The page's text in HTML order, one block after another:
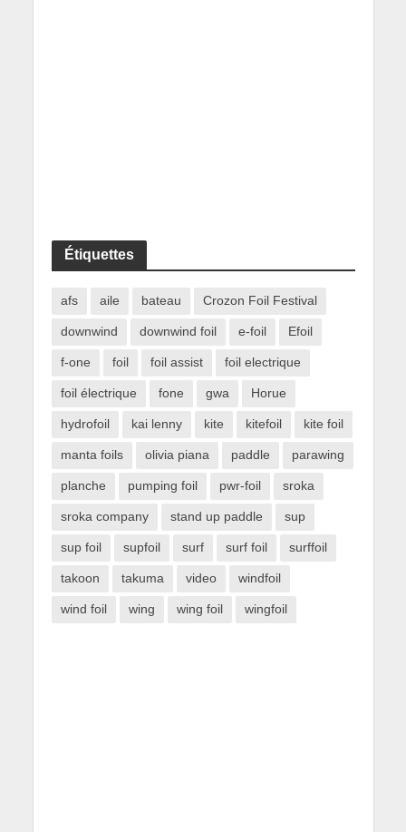
Étiquettes
afs aile bateau Crozon Foil Festival
downwind downwind foil e-foil Efoil
f-one foil foil assist foil electrique
foil électrique fone gwa Horue
hydrofoil kai lenny kite kitefoil kite foil
manta foils olivia piana paddle parawing
planche pumping foil pwr-foil sroka
sroka company stand up paddle sup
sup foil supfoil surf surf foil surffoil
takoon takuma video windfoil
wind foil wing wing foil wingfoil